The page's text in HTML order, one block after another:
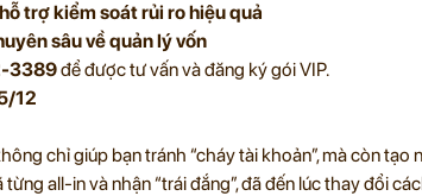
trợ kiểm soát rủi ro hiệu quả
sâu về quản lý vốn
3389để được tư vấn và đăng ký gói VIP.
12
chỉ giúp bạn tránh “cháy tài khoản”, mà còn tạo
all-in và nhận “trái đắng”, đã đến lúc thay đổi